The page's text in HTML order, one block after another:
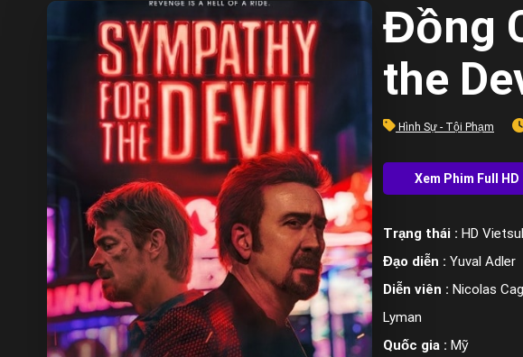
Đồng
the
Hình Sự - Tội Phạm
Trạng thái : HD
Đạo diễn : Yuval Adler
Diễn viên : Nicolas
Lyman
Quốc gia : Mỹ